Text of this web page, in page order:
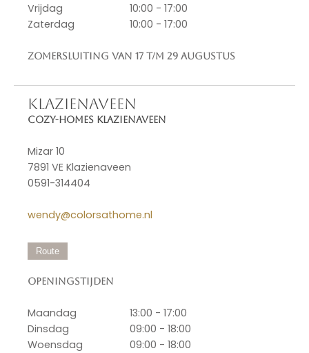
Vrijdag
10:00 - 17:00
Zaterdag
10:00 - 17:00
Zomersluiting van 17 t/m 29 augustus
KLAZIENAVEEN
Cozy-Homes Klazienaveen
Mizar 10
7891 VE Klazienaveen
0591-314404
wendy@colorsathome.nl
Route
Openingstijden
Maandag
13:00 - 17:00
Dinsdag
09:00 - 18:00
Woensdag
09:00 - 18:00